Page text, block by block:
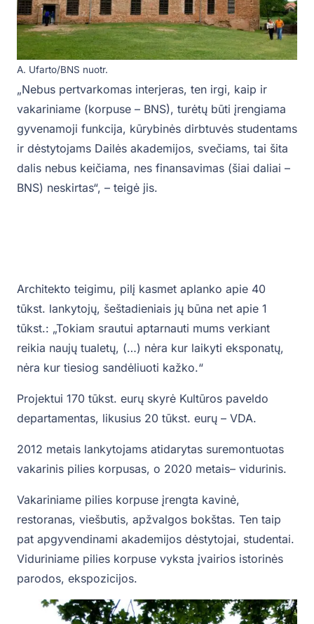
A. Ufarto/BNS nuotr.
„Nebus pertvarkomas interjeras, ten irgi, kaip ir
vakariniame (korpuse – BNS), turėtų būti įrengiama
gyvenamoji funkcija, kūrybinės dirbtuvės studentams
ir dėstytojams Dailės akademijos, svečiams, tai šita
dalis nebus keičiama, nes finansavimas (šiai daliai –
BNS) neskirtas“, – teigė jis.
Architekto teigimu, pilį kasmet aplanko apie 40
tūkst. lankytojų, šeštadieniais jų būna net apie 1
tūkst.: „Tokiam srautui aptarnauti mums verkiant
reikia naujų tualetų, (…) nėra kur laikyti eksponatų,
nėra kur tiesiog sandėliuoti kažko.“
Projektui 170 tūkst. eurų skyrė Kultūros paveldo
departamentas, likusius 20 tūkst. eurų – VDA.
2012 metais lankytojams atidarytas suremontuotas
vakarinis pilies korpusas, o 2020 metais– vidurinis.
Vakariniame pilies korpuse įrengta kavinė,
restoranas, viešbutis, apžvalgos bokštas. Ten taip
pat apgyvendinami akademijos dėstytojai, studentai.
Viduriniame pilies korpuse vyksta įvairios istorinės
parodos, ekspozicijos.